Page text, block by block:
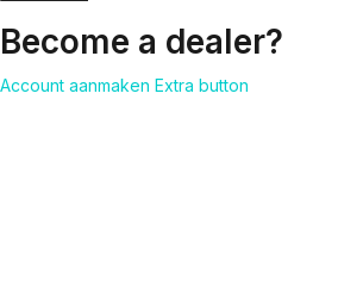
Become a dealer?
Account aanmaken Extra button